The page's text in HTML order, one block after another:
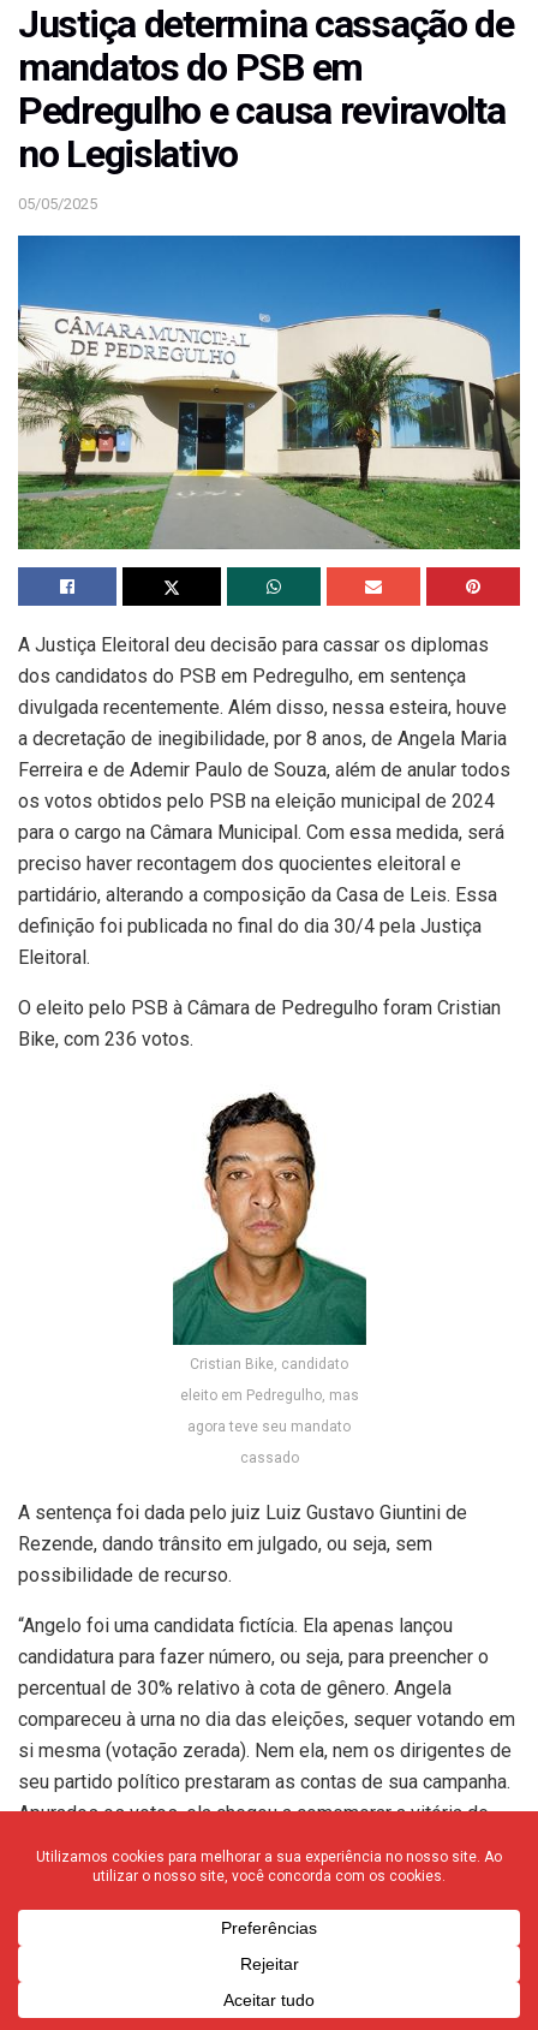
Justiça determina cassação de
mandatos do PSB em
Pedregulho e causa reviravolta
no Legislativo
05/05/2025
A Justiça Eleitoral deu decisão para cassar os diplomas
dos candidatos do PSB em Pedregulho, em sentença
divulgada recentemente. Além disso, nessa esteira, houve
a decretação de inegibilidade, por 8 anos, de Angela Maria
Ferreira e de Ademir Paulo de Souza, além de anular todos
os votos obtidos pelo PSB na eleição municipal de 2024
para o cargo na Câmara Municipal. Com essa medida, será
preciso haver recontagem dos quocientes eleitoral e
partidário, alterando a composição da Casa de Leis. Essa
definição foi publicada no final do dia 30/4 pela Justiça
Eleitoral.
O eleito pelo PSB à Câmara de Pedregulho foram Cristian
Bike, com 236 votos.
Cristian Bike, candidato
eleito em Pedregulho, mas
agora teve seu mandato
cassado
A sentença foi dada pelo juiz Luiz Gustavo Giuntini de
Rezende, dando trânsito em julgado, ou seja, sem
possibilidade de recurso.
“Angelo foi uma candidata fictícia. Ela apenas lançou
candidatura para fazer número, ou seja, para preencher o
percentual de 30% relativo à cota de gênero. Angela
compareceu à urna no dia das eleições, sequer votando em
si mesma (votação zerada). Nem ela, nem os dirigentes de
seu partido político prestaram as contas de sua campanha.
Apurados os votos, ela chegou a comemorar a vitória de
outro candidato a vereador (Carlinhos do Eli)”, apontou o
juiz, em sua sentença.